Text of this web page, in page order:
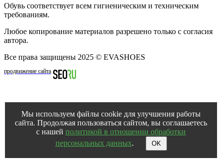
Обувь соответствует всем гигиеническим и техническим
требованиям.
Любое копирование материалов разрешено только с согласия
автора.
Все права защищены 2025 © EVASHOES
продвижение сайта
Мы используем файлы cookie для улучшения работы
сайта. Продолжая пользоваться сайтом, вы соглашаетесь
с нашей политикой в отношении обработки
персональных данных. OK